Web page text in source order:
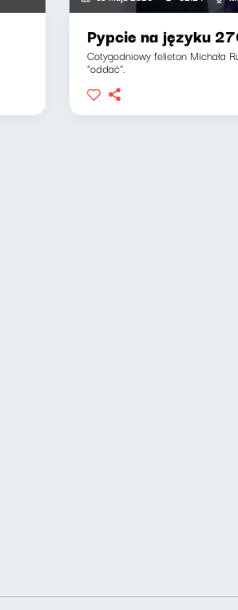
Pypcie na języku
Cotygodniowy felieton Michała
"oddać".